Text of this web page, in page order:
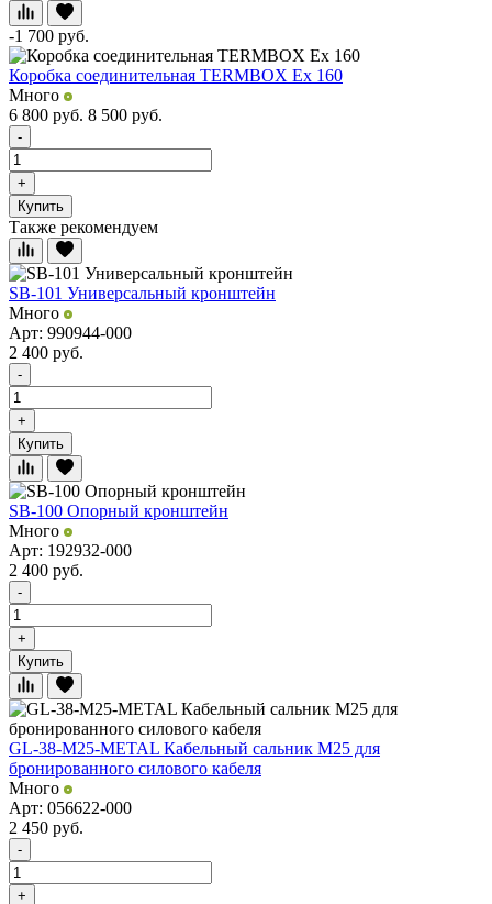
-1 700 руб.
Коробка соединительная TERMBOX Ex 160
Много
6 800 руб. 8 500 руб.
-
+
Купить
Также рекомендуем
SB-101 Универсальный кронштейн
Много
Арт: 990944-000
2 400 руб.
-
+
Купить
SB-100 Опорный кронштейн
Много
Арт: 192932-000
2 400 руб.
-
+
Купить
GL-38-M25-METAL Кабельный сальник М25 для
бронированного силового кабеля
Много
Арт: 056622-000
2 450 руб.
-
+